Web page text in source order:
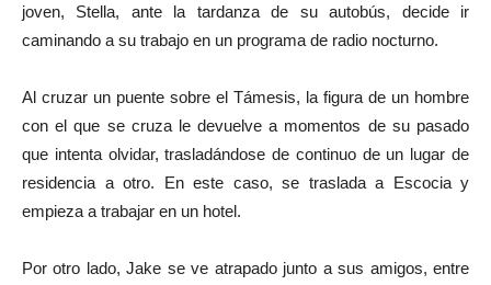
joven, Stella, ante la tardanza de su autobús, decide ir
caminando a su trabajo en un programa de radio nocturno.
Al cruzar un puente sobre el Támesis, la figura de un hombre
con el que se cruza le devuelve a momentos de su pasado
que intenta olvidar, trasladándose de continuo de un lugar de
residencia a otro. En este caso, se traslada a Escocia y
empieza a trabajar en un hotel.
Por otro lado, Jake se ve atrapado junto a sus amigos, entre